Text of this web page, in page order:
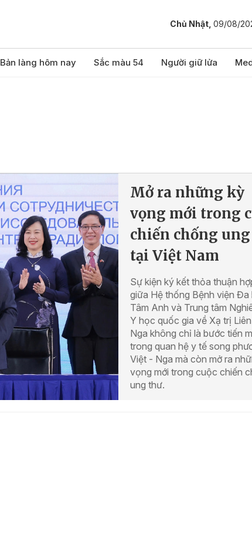
Chủ Nhật, 09/08/
Bản làng hôm nay Sắc màu 54 Người giữ lửa
Mở ra những kỳ
vọng mới trong
chiến chống
tại Việt Nam
Sự kiện ký kết thỏa thuận
giữa Hệ thống Bệnh viện Đa
Tâm Anh và Trung tâm
Y học quốc gia về Xạ trị
Nga không chỉ là bước tiến
trong quan hệ y tế song
Việt - Nga mà còn mở ra
vọng mới trong cuộc chiến
ung thư.